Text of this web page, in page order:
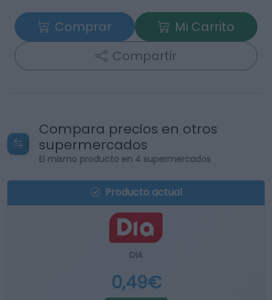
Comprar
Mi Carrito
Compartir
Compara precios en otros
supermercados
El mismo producto en 4 supermercados
Producto actual
DIA
0,49€